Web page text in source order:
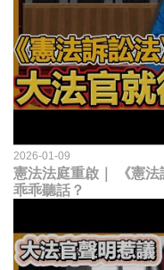
2026-01-09
憲法法庭重啟｜ 《憲
乖乖聽話？